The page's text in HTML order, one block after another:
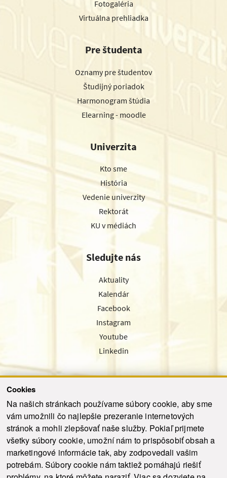
Cookies
Na našich stránkach používame súbory cookie, aby sme
vám umožnili čo najlepšie prezeranie internetových
stránok a mohli zlepšovať naše služby. Pokiaľ prijmete
všetky súbory cookie, umožní nám to prispôsobiť obsah a
marketingové informácie tak, aby zodpovedali vašim
potrebám. Súbory cookie nám taktiež pomáhajú riešiť
Fotogaléria
Virtuálna prehliadka
Pre študenta
Oznamy pre študentov
Študijný poriadok
Harmonogram štúdia
Elearning - moodle
Univerzita
Kto sme
História
Vedenie univerzity
Rektorát
KU v médiách
Sledujte nás
Aktuality
Kalendár
Facebook
Instagram
Youtube
Linkedin
Odoslať